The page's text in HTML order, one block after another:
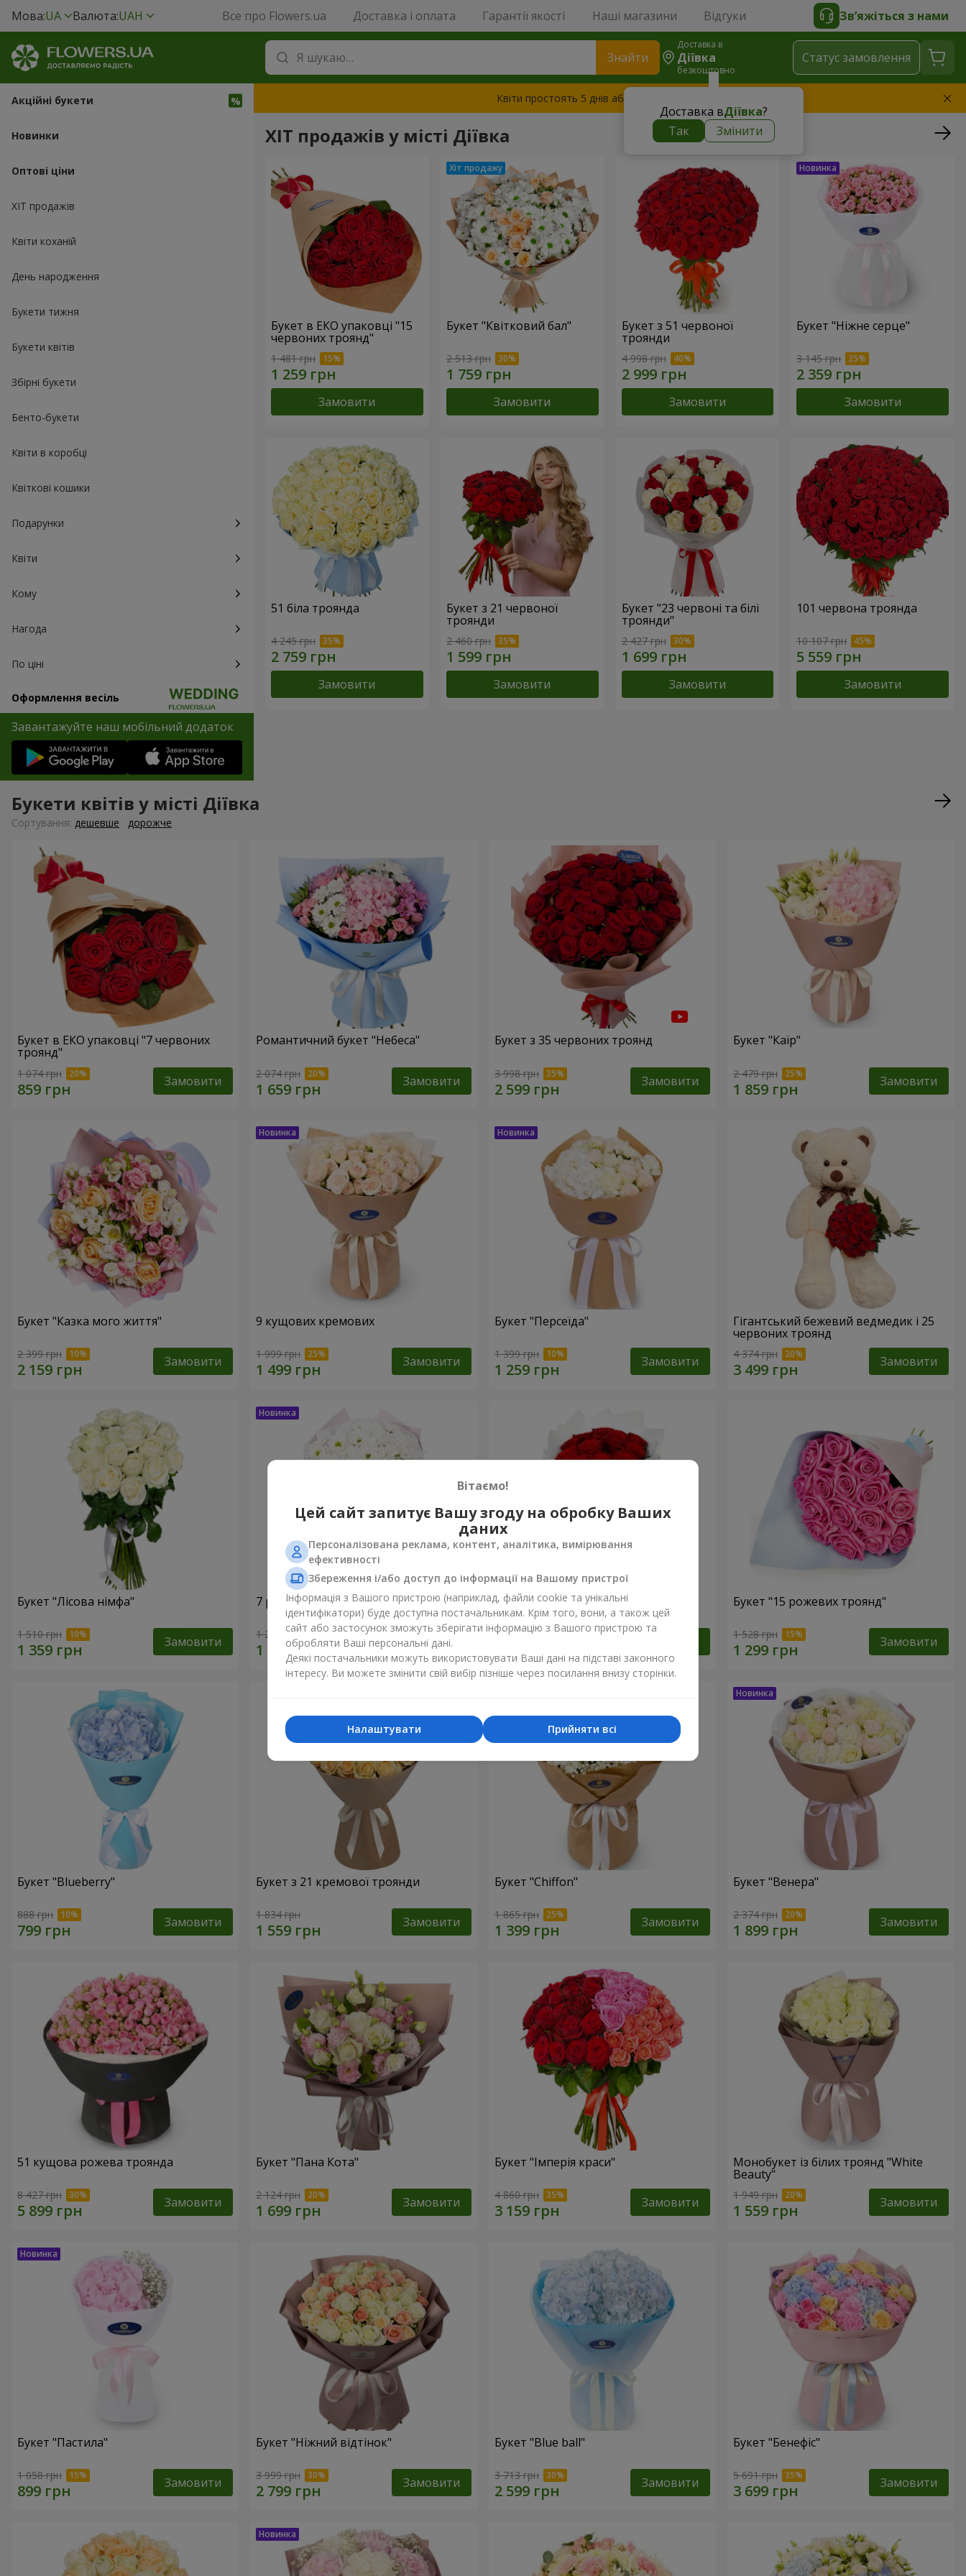
Мова:UA Валюта:UAH Все про Flowers.ua Доставка і оплата Гарантії якості Наші магазини Відгуки Зв’яжіться з нами
Знайти
Доставка в
Діївка
безкоштовно
Доставка вДіївка?
Так
Змінити
Статус замовлення
Акційні букети
Новинки
Оптові ціни
ХІТ продажів
Квіти коханій
День народження
Букети тижня
Букети квітів
Збірні букети
Бенто-букети
Квіти в коробці
Квіткові кошики
Подарунки
Квіти
Кому
Нагода
По ціні
Оформлення весіль
Завантажуйте наш мобільний додаток
Квіти простоять 5 днів або замінимо букет
ХІТ продажів у місті Діївка
Букет в ЕКО упаковці "15
червоних троянд"
1 481 грн
Замовити
Букет "Квітковий бал"
2 513 грн
Замовити
Букет з 51 червоної
троянди
4 998 грн
Замовити
Букет "Ніжне серце"
3 145 грн
Замовити
51 біла троянда
4 245 грн
Замовити
Букет з 21 червоної
троянди
2 460 грн
Замовити
Букет "23 червоні та білі
троянди"
2 427 грн
Замовити
101 червона троянда
10 107 грн
Замовити
Букети квітів у місті Діївка
Сортування: дешевше дорожче
Букет в ЕКО упаковці "7 червоних
троянд"
1 074 грн Замовити
Романтичний букет "Небеса"
2 074 грн Замовити
Букет з 35 червоних троянд
3 998 грн Замовити
Букет "Каїр"
2 479 грн Замовити
Букет "Казка мого життя"
2 399 грн Замовити
9 кущових кремових
1 999 грн Замовити
Букет "Персеїда"
1 399 грн Замовити
Гігантський бежевий ведмедик і 25
червоних троянд
4 374 грн Замовити
Букет "Лісова німфа"
1 510 грн Замовити
7 ромашкових хризантем
1 293 грн Замовити
Монобукет з 11 червоних троянд
1 374 грн
Букет "15 рожевих троянд"
1 528 грн Замовити
Букет "Blueberry"
888 грн Замовити
Букет з 21 кремової троянди
1 834 грн Замовити
Букет "Chiffon"
1 865 грн Замовити
Букет "Венера"
2 374 грн Замовити
51 кущова рожева троянда
8 427 грн Замовити
Букет "Пана Кота"
2 124 грн Замовити
Букет "Імперія краси"
4 860 грн Замовити
Монобукет із білих троянд "White
Beauty"
1 949 грн Замовити
Букет "Пастила"
1 058 грн Замовити
Букет "Ніжний відтінок"
3 999 грн Замовити
Букет "Blue ball"
3 713 грн Замовити
Букет "Бенефіс"
5 691 грн Замовити
Вітаємо!
Цей сайт запитує Вашу згоду на обробку Ваших
даних
Персоналізована реклама, контент, аналітика, вимірювання
ефективності
Збереження і/або доступ до інформації на Вашому пристрої
Інформація з Вашого пристрою (наприклад, файли cookie та унікальні
ідентифікатори) буде доступна постачальникам. Крім того, вони, а також цей
сайт або застосунок зможуть зберігати інформацію з Вашого пристрою та
обробляти Ваші персональні дані.
Деякі постачальники можуть використовувати Ваші дані на підставі законного
інтересу. Ви можете змінити свій вибір пізніше через посилання внизу сторінки.
Прийняти всі
Налаштувати